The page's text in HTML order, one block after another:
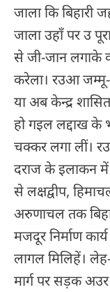
जाला कि बिहारी
जाला उहाँ पर उ
से जी-जान लगाके
करेला। रउआ
या अब केन्द्र
हो गइल लद्दाख के
चक्कर लगा लीं।
दराज के इलाकन
से लक्षद्वीप,
अरुणाचल तक
मजदूर निर्माण
लागल मिलिहें।
मार्ग पर सड़क अउर